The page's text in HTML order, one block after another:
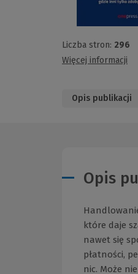
Liczba stron: 296
Więcej informacji
Opis publikacji
Opis
które daje
nawet się
płatności,
nic. Może